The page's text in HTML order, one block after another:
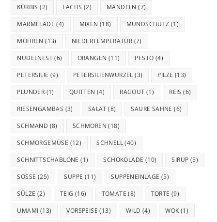
KÜRBIS (2) LACHS (2) MANDELN (7)
MARMELADE (4) MIXEN (18) MUNDSCHUTZ (1)
MÖHREN (13) NIEDERTEMPERATUR (7)
NUDELNEST(6) ORANGEN (11) PESTO (4)
PETERSILIE (9) PETERSILIENWURZEL (3) PILZE (13)
PLUNDER (1) QUITTEN (4) RAGOUT (1) REIS (6)
RIESENGAMBAS (3) SALAT (8) SAURE SAHNE (6)
SCHMAND (8) SCHMOREN (18)
SCHMORGEMÜSE (12) SCHNELL(40)
SCHNITTSCHABLONE (1) SCHOKOLADE (10) SIRUP (5)
SOSSE (25) SUPPE (11) SUPPENEINLAGE (5)
SÜLZE (2) TEIG (16) TOMATE (8) TORTE (9)
UMAMI (13) VORSPEISE (13) WILD (4) WOK (1)